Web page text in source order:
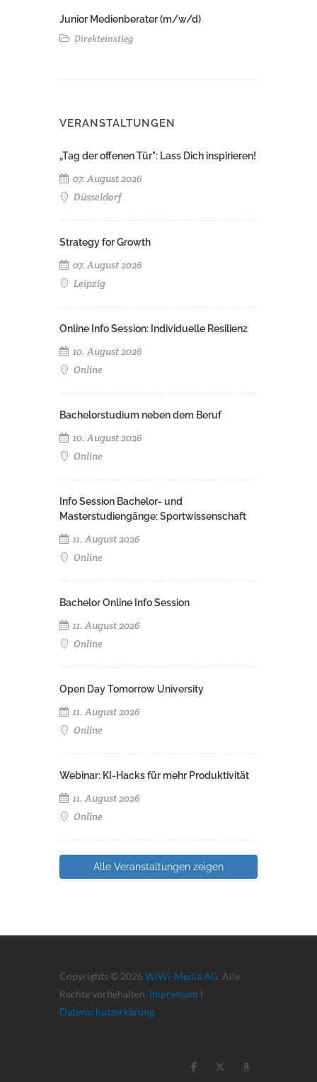
Junior Medienberater (m/w/d)
Direkteinstieg
VERANSTALTUNGEN
„Tag der offenen Tür": Lass Dich inspirieren!
07. August 2026
Düsseldorf
Strategy for Growth
07. August 2026
Leipzig
Online Info Session: Individuelle Resilienz
10. August 2026
Online
Bachelorstudium neben dem Beruf
10. August 2026
Online
Info Session Bachelor- und
Masterstudiengänge: Sportwissenschaft
11. August 2026
Online
Bachelor Online Info Session
11. August 2026
Online
Open Day Tomorrow University
11. August 2026
Online
Webinar: KI-Hacks für mehr Produktivität
11. August 2026
Online
Alle Veranstaltungen zeigen
Copyrights © 2026 WiWi-Media AG. Alle
Rechte vorbehalten. Impressum |
Datenschutzerkärung